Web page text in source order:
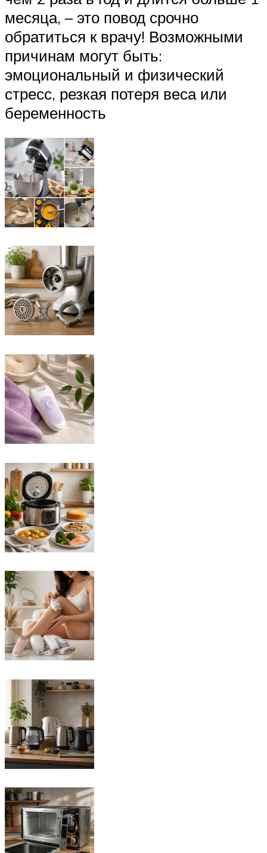
месяца, – это повод срочно
обратиться к врачу! Возможными
причинам могут быть:
эмоциональный и физический
стресс, резкая потеря веса или
беременность